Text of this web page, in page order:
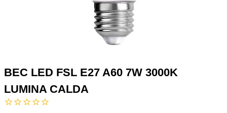
BEC LED FSL E27 A60 7W 3000K
LUMINA CALDA